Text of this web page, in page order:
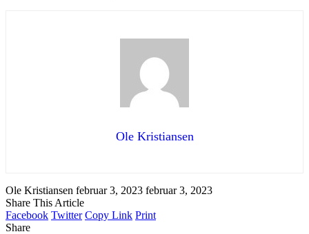
Ole Kristiansen
Ole Kristiansen februar 3, 2023 februar 3, 2023
Share This Article
Facebook Twitter Copy Link Print
Share